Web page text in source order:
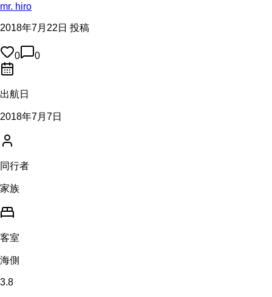
mr. hiro
2018年7月22日 投稿
0 0
出航日
2018年7月7日
同行者
家族
客室
海側
3.8